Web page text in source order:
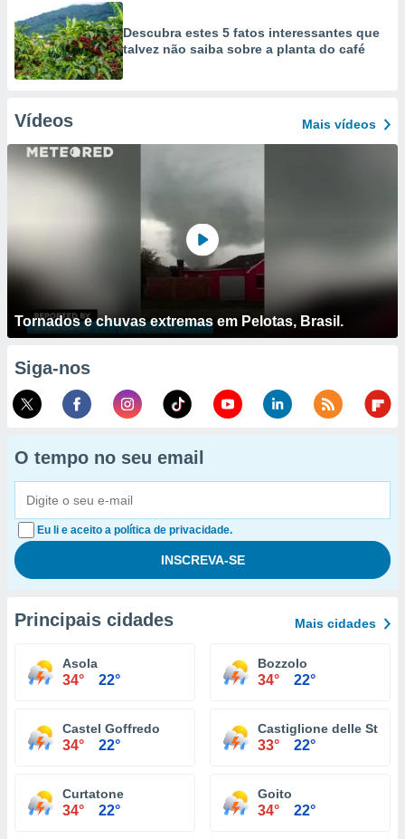
Descubra estes 5 fatos interessantes que
talvez não saiba sobre a planta do café
Vídeos Mais vídeos
Tornados e chuvas extremas em Pelotas, Brasil.
Siga-nos
O tempo no seu email
Eu li e aceito a política de privacidade.
Principais cidades Mais cidades
Asola
34° 22°
Bozzolo
34° 22°
Castel Goffredo
34° 22°
Castiglione delle
33° 22°
Curtatone
34° 22°
Goito
34° 22°